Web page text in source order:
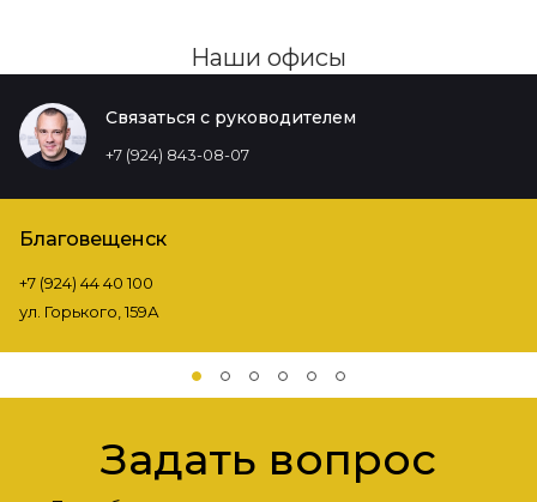
Наши офисы
Связаться с руководителем
+7 (924) 843-08-07
Благовещенск
+7 (924) 44 40 100
ул. Горького, 159А
Задать вопрос